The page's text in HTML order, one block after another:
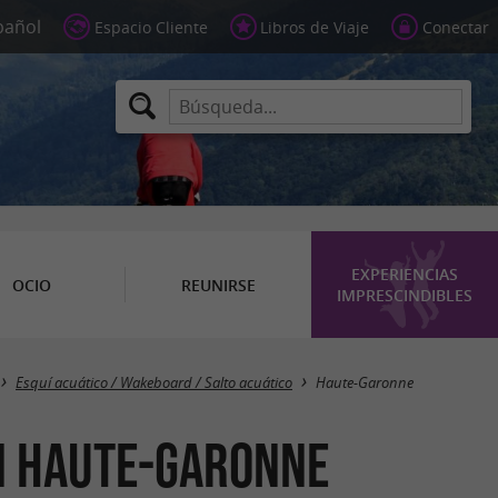
Espacio Cliente Libros de Viaje Conectar
OCIO REUNIRSE
EXPERIENCIAS
IMPRESCINDIBLES
Masquer la carte
Esquí acuático / Wakeboard / Salto acuático Haute-Garonne
Garonne